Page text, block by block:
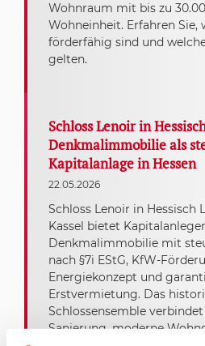
Wohnraum mit bis zu
Wohneinheit. Erfahren
förderfähig sind und
gelten.
Schloss Lenoir in
Denkmalimmobilie als
Kapitalanlage in Hessen
22.05.2026
Schloss Lenoir in Hessisch
Kassel bietet
Denkmalimmobilie mit
nach §7i EStG, KfW-
Energiekonzept und
Erstvermietung. Das
Schlossensemble
Sanierung, moderne